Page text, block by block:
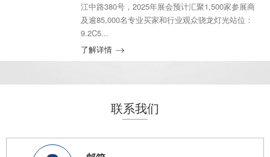
江中路380号，2025年展会预计汇聚1,500家参展商
及逾85,000名专业买家和行业观众骁龙灯光站位：
9.2C5...
了解详情
联系我们